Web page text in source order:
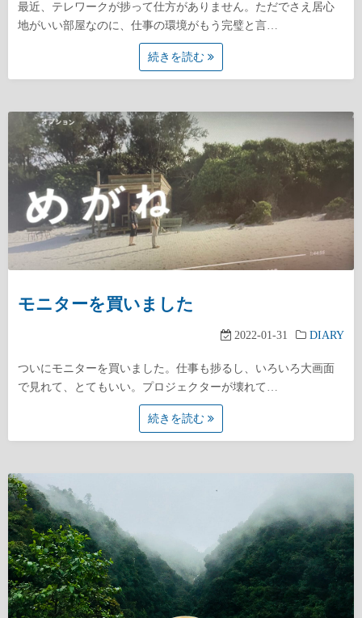
最近、テレワークが捗って仕方がありません。ただでさえ居心
地がいい部屋なのに、仕事の環境がもう完璧と言…
続きを読む
モニターを買いました
2022-01-31 DIARY
ついにモニターを買いました。仕事も捗るし、いろいろ大画面
で見れて、とてもいい。プロジェクターが壊れて…
続きを読む